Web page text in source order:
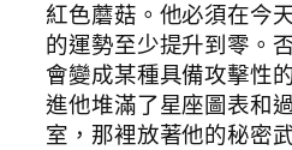
紅色蘑菇。他必須在今
的運勢至少提升到零。
會變成某種具備攻擊性
進他堆滿了星座圖表和
室，那裡放著他的秘密